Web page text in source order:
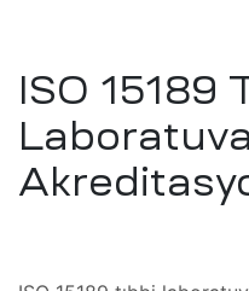
ISO 15189